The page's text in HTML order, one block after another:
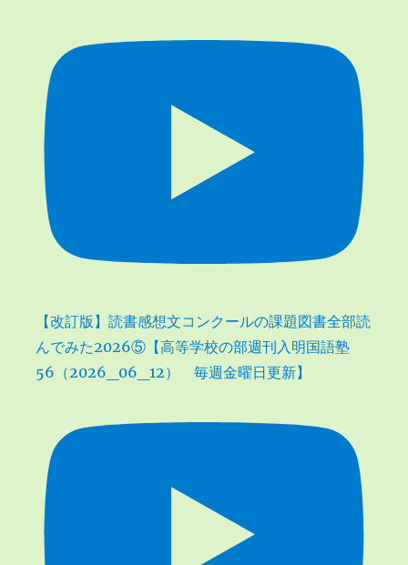
【改訂版】読書感想文コンクールの課題図書全部読
んでみた2026⑤【高等学校の部週刊入明国語塾
56（2026_06_12） 毎週金曜日更新】